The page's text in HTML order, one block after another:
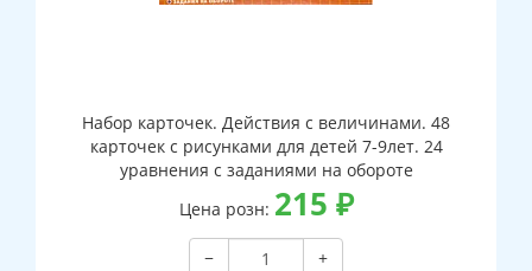
Набор карточек. Действия с величинами. 48
карточек с рисунками для детей 7-9лет. 24
уравнения с заданиями на обороте
Цена розн: 215 ₽
−
+